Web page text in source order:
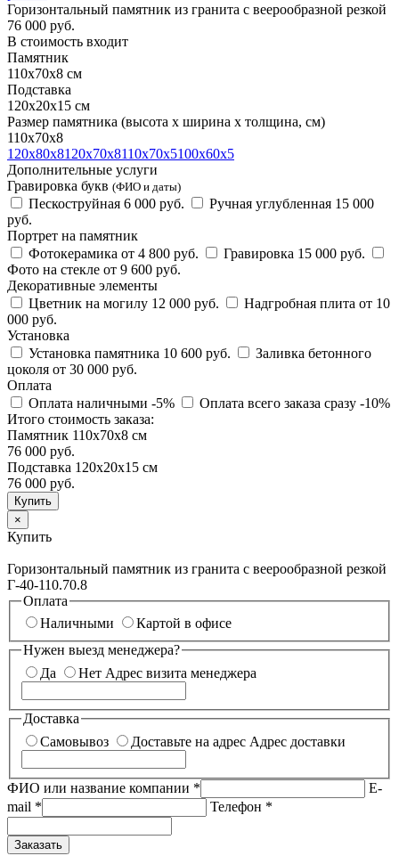
Горизонтальный памятник из гранита с веерообразной резкой
76 000 руб.
В стоимость входит
Памятник
110х70х8 см
Подставка
120х20х15 см
Размер памятника (высота х ширина х толщина, см)
110х70х8
120х80х8120х70х8110х70х5100х60х5
Дополнительные услуги
Гравировка букв (ФИО и даты)
Пескоструйная 6 000 руб. Ручная углубленная 15 000
руб.
Портрет на памятник
Фотокерамика от 4 800 руб. Гравировка 15 000 руб.
Фото на стекле от 9 600 руб.
Декоративные элементы
Цветник на могилу 12 000 руб. Надгробная плита от 10
000 руб.
Установка
Установка памятника 10 600 руб.
Заливка бетонного
цоколя от 30 000 руб.
Оплата
Оплата наличными -5% Оплата всего заказа сразу -10%
Итого стоимость заказа:
Памятник 110х70х8 см
76 000 руб.
Подставка 120х20х15 см
76 000 руб.
×
Купить
Горизонтальный памятник из гранита с веерообразной резкой
Г-40-110.70.8
Оплата
Наличными
Картой в офисе
Нужен выезд менеджера?
Да
Нет Адрес визита менеджера
Доставка
Самовывоз
Доставьте на адрес Адрес доставки
ФИО или название компании *
E-
mail * Телефон *
Заказать